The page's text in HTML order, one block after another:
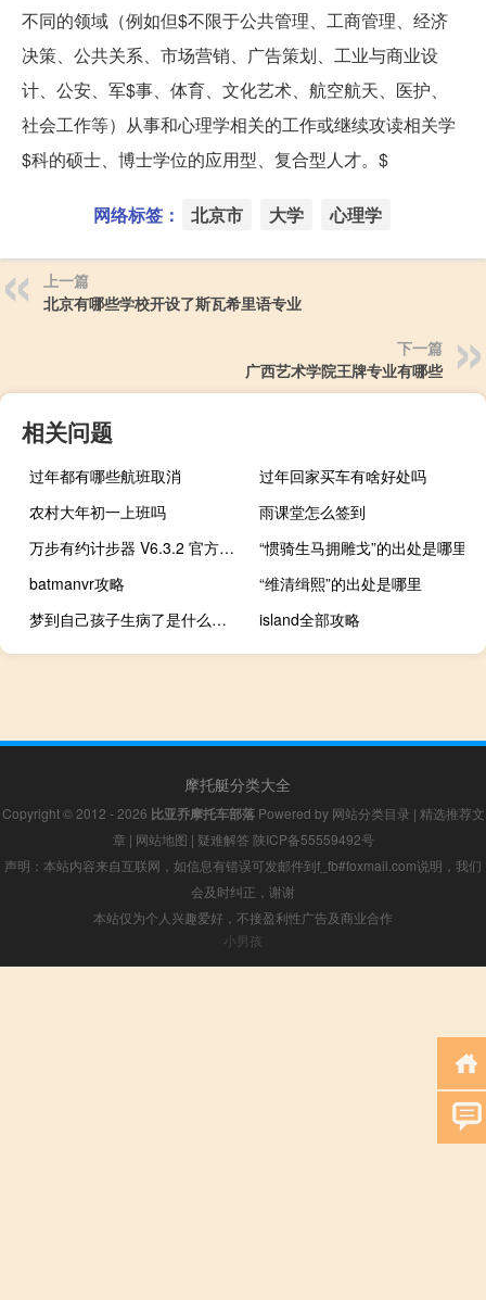
不同的领域（例如但$不限于公共管理、工商管理、经济
决策、公共关系、市场营销、广告策划、工业与商业设
计、公安、军$事、体育、文化艺术、航空航天、医护、
社会工作等）从事和心理学相关的工作或继续攻读相关学
$科的硕士、博士学位的应用型、复合型人才。$
网络标签： 北京市 大学 心理学
上一篇
北京有哪些学校开设了斯瓦希里语专业
下一篇
广西艺术学院王牌专业有哪些
相关问题
过年都有哪些航班取消
过年回家买车有啥好处吗
农村大年初一上班吗
雨课堂怎么签到
万步有约计步器 V6.3.2 官方最新版（万步有约计步器 V6.3.2 官方最新版功能简介）
“惯骑生马拥雕戈”的出处是哪里
batmanvr攻略
“维清缉熙”的出处是哪里
梦到自己孩子生病了是什么意思
island全部攻略
摩托艇分类大全
Copyright © 2012 - 2026 比亚乔摩托车部落Powered by 网站分类目录 | 精选推荐文
章 | 网站地图 | 疑难解答 陕ICP备55559492号
声明：本站内容来自互联网，如信息有错误可发邮件到f_fb#foxmail.com说明，我们
会及时纠正，谢谢
本站仅为个人兴趣爱好，不接盈利性广告及商业合作
小男孩